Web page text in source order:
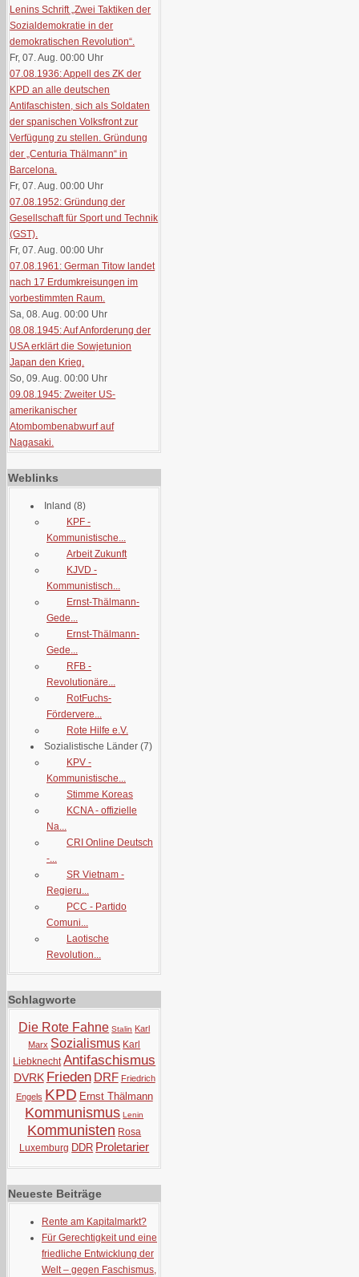
Lenins Schrift „Zwei Taktiken der
Sozialdemokratie in der
demokratischen Revolution“.
Fr, 07. Aug. 00:00 Uhr
07.08.1936: Appell des ZK der
KPD an alle deutschen
Antifaschisten, sich als Soldaten
der spanischen Volksfront zur
Verfügung zu stellen. Gründung
der „Centuria Thälmann“ in
Barcelona.
Fr, 07. Aug. 00:00 Uhr
07.08.1952: Gründung der
Gesellschaft für Sport und Technik
(GST).
Fr, 07. Aug. 00:00 Uhr
07.08.1961: German Titow landet
nach 17 Erdumkreisungen im
vorbestimmten Raum.
Sa, 08. Aug. 00:00 Uhr
08.08.1945: Auf Anforderung der
USA erklärt die Sowjetunion
Japan den Krieg.
So, 09. Aug. 00:00 Uhr
09.08.1945: Zweiter US-
amerikanischer
Atombombenabwurf auf
Nagasaki.
Weblinks
Inland (8)
KPF -
Kommunistische...
Arbeit Zukunft
KJVD -
Kommunistisch...
Ernst-Thälmann-
Gede...
Ernst-Thälmann-
Gede...
RFB -
Revolutionäre...
RotFuchs-
Fördervere...
Rote Hilfe e.V.
Sozialistische Länder (7)
KPV -
Kommunistische...
Stimme Koreas
KCNA - offizielle
Na...
CRI Online Deutsch
-...
SR Vietnam -
Regieru...
PCC - Partido
Comuni...
Laotische
Revolution...
Schlagworte
Die Rote Fahne Stalin Karl
Marx Sozialismus Karl
Liebknecht Antifaschismus
DVRK Frieden DRF Friedrich
Engels KPD Ernst Thälmann
Kommunismus Lenin
Kommunisten Rosa
Luxemburg DDR Proletarier
Neueste Beiträge
Rente am Kapitalmarkt?
Für Gerechtigkeit und eine
friedliche Entwicklung der
Welt – gegen Faschismus,